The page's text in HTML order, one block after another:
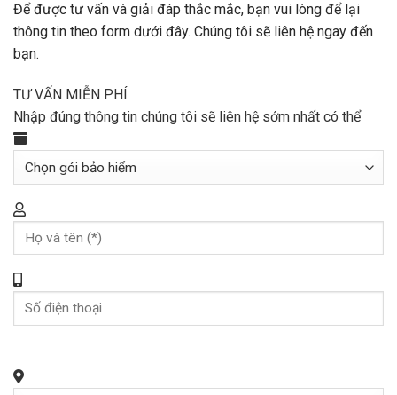
Để được tư vấn và giải đáp thắc mắc, bạn vui lòng để lại
thông tin theo form dưới đây. Chúng tôi sẽ liên hệ ngay đến
bạn.
TƯ VẤN MIỄN PHÍ
Nhập đúng thông tin chúng tôi sẽ liên hệ sớm nhất có thể